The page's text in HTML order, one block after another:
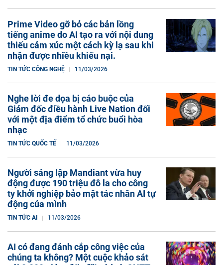
Prime Video gỡ bỏ các bản lồng
tiếng anime do AI tạo ra với nội dung
thiếu cảm xúc một cách kỳ lạ sau khi
nhận được nhiều khiếu nại.
TIN TỨC CÔNG NGHỆ 11/03/2026
Nghe lời đe dọa bị cáo buộc của
Giám đốc điều hành Live Nation đối
với một địa điểm tổ chức buổi hòa
nhạc
TIN TỨC QUỐC TẾ 11/03/2026
Người sáng lập Mandiant vừa huy
động được 190 triệu đô la cho công
ty khởi nghiệp bảo mật tác nhân AI tự
động của mình
TIN TỨC AI 11/03/2026
AI có đang đánh cắp công việc của
chúng ta không? Một cuộc khảo sát